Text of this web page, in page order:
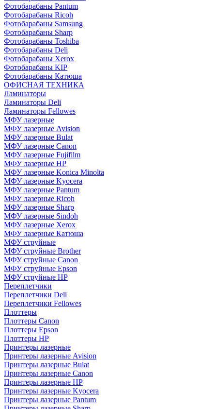
Фотобарабаны Pantum
Фотобарабаны Ricoh
Фотобарабаны Samsung
Фотобарабаны Sharp
Фотобарабаны Toshiba
Фотобарабаны Deli
Фотобарабаны Xerox
Фотобарабаны KIP
Фотобарабаны Катюша
ОФИСНАЯ ТЕХНИКА
Ламинаторы
Ламинаторы Deli
Ламинаторы Fellowes
МФУ лазерные
МФУ лазерные Avision
МФУ лазерные Bulat
МФУ лазерные Canon
МФУ лазерные Fujifilm
МФУ лазерные HP
МФУ лазерные Konica Minolta
МФУ лазерные Kyocera
МФУ лазерные Pantum
МФУ лазерные Ricoh
МФУ лазерные Sharp
МФУ лазерные Sindoh
МФУ лазерные Xerox
МФУ лазерные Катюша
МФУ струйные
МФУ струйные Brother
МФУ струйные Canon
МФУ струйные Epson
МФУ струйные HP
Переплетчики
Переплетчики Deli
Переплетчики Fellowes
Плоттеры
Плоттеры Canon
Плоттеры Epson
Плоттеры HP
Принтеры лазерные
Принтеры лазерные Avision
Принтеры лазерные Bulat
Принтеры лазерные Canon
Принтеры лазерные HP
Принтеры лазерные Kyocera
Принтеры лазерные Pantum